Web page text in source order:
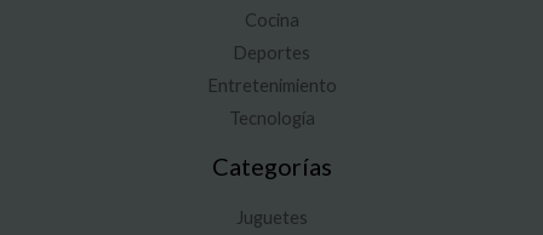
Cocina
Deportes
Entretenimiento
Tecnología
Categorías
Juguetes